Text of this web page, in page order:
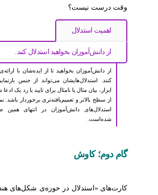
وقت درست نیست؟
اهمیت استدلال
از دانش‌آموزان بخواهید استدلال کنند.
از دانش‌آموزان بخواهید تا از ایده‌شان با
کنند. استدلال‌هایشان می‌تواند از جنس
ابزار، بیان مثال یا نامثال برای تایید یا رد یک ادعا
از سطح بالاتر و تعمیم‌یافته‌تری برخوردار باشد.
استدلال‌های دانش‌آموزان در انتهای همین
شده‌است.
گام دوم؛ کاوش
کارت‌های «استدلال در حوزه‌ی شکل‌های